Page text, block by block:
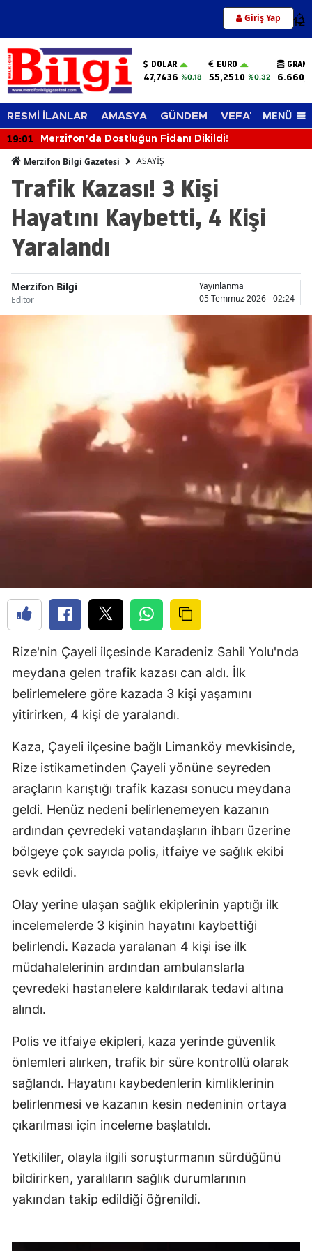
Giriş Yap 12
DOLAR
47,7436 %0.18
EURO
55,2510 %0.32
RESMİ İLANLAR AMASYA GÜNDEM VEFAT EDENLER
MENÜ
19:01 Merzifon’da Dostluğun Fidanı Dikildi!
Merzifon Bilgi Gazetesi ASAYİŞ
Trafik Kazası! 3 Kişi
Hayatını Kaybetti, 4 Kişi
Yaralandı
Merzifon Bilgi
Editör
Yayınlanma
05 Temmuz 2026 - 02:24
Rize'nin Çayeli ilçesinde Karadeniz Sahil Yolu'nda
meydana gelen trafik kazası can aldı. İlk
belirlemelere göre kazada 3 kişi yaşamını
yitirirken, 4 kişi de yaralandı.
Kaza, Çayeli ilçesine bağlı Limanköy mevkisinde,
Rize istikametinden Çayeli yönüne seyreden
araçların karıştığı trafik kazası sonucu meydana
geldi. Henüz nedeni belirlenemeyen kazanın
ardından çevredeki vatandaşların ihbarı üzerine
bölgeye çok sayıda polis, itfaiye ve sağlık ekibi
sevk edildi.
Olay yerine ulaşan sağlık ekiplerinin yaptığı ilk
incelemelerde 3 kişinin hayatını kaybettiği
belirlendi. Kazada yaralanan 4 kişi ise ilk
müdahalelerinin ardından ambulanslarla
çevredeki hastanelere kaldırılarak tedavi altına
alındı.
Polis ve itfaiye ekipleri, kaza yerinde güvenlik
önlemleri alırken, trafik bir süre kontrollü olarak
sağlandı. Hayatını kaybedenlerin kimliklerinin
belirlenmesi ve kazanın kesin nedeninin ortaya
çıkarılması için inceleme başlatıldı.
Yetkililer, olayla ilgili soruşturmanın sürdüğünü
bildirirken, yaralıların sağlık durumlarının
yakından takip edildiği öğrenildi.